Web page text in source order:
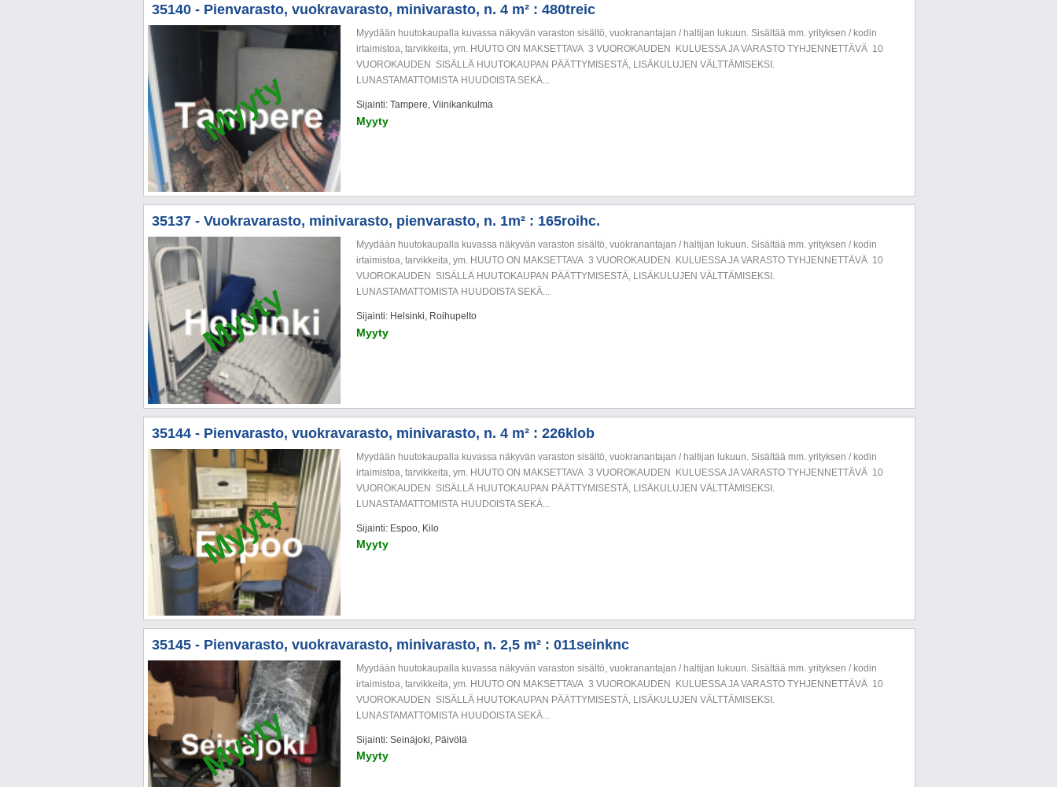
35140 - Pienvarasto, vuokravarasto, minivarasto, n. 4 m² : 480treic
Myyty
Myydään huutokaupalla kuvassa näkyvän varaston sisältö, vuokranantajan / haltijan lukuun. Sisältää mm. yrityksen / kodin
irtaimistoa, tarvikkeita, ym. HUUTO ON MAKSETTAVA 3 VUOROKAUDEN KULUESSA JA VARASTO TYHJENNETTÄVÄ 10
VUOROKAUDEN SISÄLLÄ HUUTOKAUPAN PÄÄTTYMISESTÄ, LISÄKULUJEN VÄLTTÄMISEKSI.
LUNASTAMATTOMISTA HUUDOISTA SEKÄ...
Sijainti: Tampere, Viinikankulma
Myyty
35137 - Vuokravarasto, minivarasto, pienvarasto, n. 1m² : 165roihc.
Myyty
Myydään huutokaupalla kuvassa näkyvän varaston sisältö, vuokranantajan / haltijan lukuun. Sisältää mm. yrityksen / kodin
irtaimistoa, tarvikkeita, ym. HUUTO ON MAKSETTAVA 3 VUOROKAUDEN KULUESSA JA VARASTO TYHJENNETTÄVÄ 10
VUOROKAUDEN SISÄLLÄ HUUTOKAUPAN PÄÄTTYMISESTÄ, LISÄKULUJEN VÄLTTÄMISEKSI.
LUNASTAMATTOMISTA HUUDOISTA SEKÄ...
Sijainti: Helsinki, Roihupelto
Myyty
35144 - Pienvarasto, vuokravarasto, minivarasto, n. 4 m² : 226klob
Myyty
Myydään huutokaupalla kuvassa näkyvän varaston sisältö, vuokranantajan / haltijan lukuun. Sisältää mm. yrityksen / kodin
irtaimistoa, tarvikkeita, ym. HUUTO ON MAKSETTAVA 3 VUOROKAUDEN KULUESSA JA VARASTO TYHJENNETTÄVÄ 10
VUOROKAUDEN SISÄLLÄ HUUTOKAUPAN PÄÄTTYMISESTÄ, LISÄKULUJEN VÄLTTÄMISEKSI.
LUNASTAMATTOMISTA HUUDOISTA SEKÄ...
Sijainti: Espoo, Kilo
Myyty
35145 - Pienvarasto, vuokravarasto, minivarasto, n. 2,5 m² : 011seinknc
Myyty
Myydään huutokaupalla kuvassa näkyvän varaston sisältö, vuokranantajan / haltijan lukuun. Sisältää mm. yrityksen / kodin
irtaimistoa, tarvikkeita, ym. HUUTO ON MAKSETTAVA 3 VUOROKAUDEN KULUESSA JA VARASTO TYHJENNETTÄVÄ 10
VUOROKAUDEN SISÄLLÄ HUUTOKAUPAN PÄÄTTYMISESTÄ, LISÄKULUJEN VÄLTTÄMISEKSI.
LUNASTAMATTOMISTA HUUDOISTA SEKÄ...
Sijainti: Seinäjoki, Päivölä
Myyty